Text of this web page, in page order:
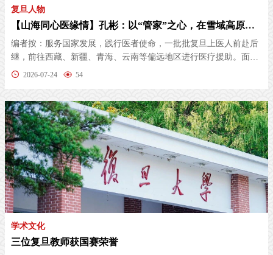
复旦人物
【山海同心医缘情】孔彬：以“管家”之心，在雪域高原书写复旦方案
编者按：服务国家发展，践行医者使命，一批批复旦上医人前赴后
继，前往西藏、新疆、青海、云南等偏远地区进行医疗援助。面对
高原缺氧...
2026-07-24 54
学术文化
三位复旦教师获国赛荣誉